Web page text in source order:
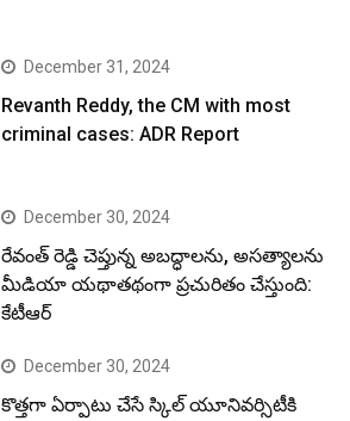
December 31, 2024
Revanth Reddy, the CM with most
criminal cases: ADR Report
December 30, 2024
రేవంత్ రెడ్డి చెప్తున్న అబద్ధాలను, అసత్యాలను
మీడియా యథాతథంగా ప్రచురితం చేస్తుంది:
కేటీఆర్
December 30, 2024
కొత్తగా ఏర్పాటు చేసే స్కిల్ యూనివర్సిటీకి